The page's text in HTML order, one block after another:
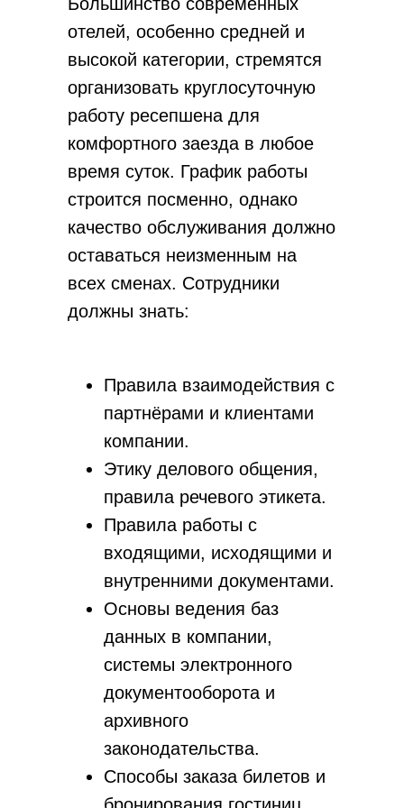
отелей, особенно средней и
высокой категории, стремятся
организовать круглосуточную
работу ресепшена для
комфортного заезда в любое
время суток. График работы
строится посменно, однако
качество обслуживания должно
оставаться неизменным на
всех сменах. Сотрудники
должны знать:
Правила взаимодействия с
партнёрами и клиентами
компании.
Этику делового общения,
правила речевого этикета.
Правила работы с
входящими, исходящими и
внутренними документами.
Основы ведения баз
данных в компании,
системы электронного
документооборота и
архивного
законодательства.
Способы заказа билетов и
© Независимый Гостиничный Альянс, 2023
Кейсы и отзывы
Мероприятия
О компании
Конкурентный анализ
Настройка позиционирования
Анализ рынка
Подбор и настройка рекламных каналов
NPS отеля
SMM в отеле
Анализ цифрового следа
Анализ клиентской базы (ABC)
Анализ АТС + схема звонков
Revenue (звонки)
Настройка CRM
Реанимация КБ
Экономика, запуск, аудит
Управление отелем
Классификация
Бизнес план /фин модель
Оценка перед продажей
Политика конфиденциальности